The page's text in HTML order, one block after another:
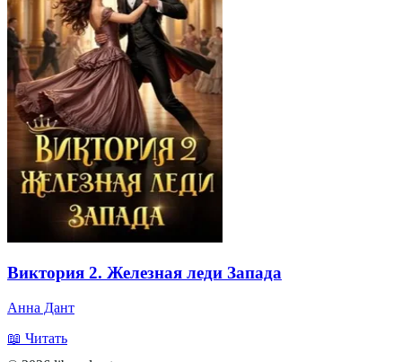
Виктория 2. Железная леди Запада
Анна Дант
📖 Читать